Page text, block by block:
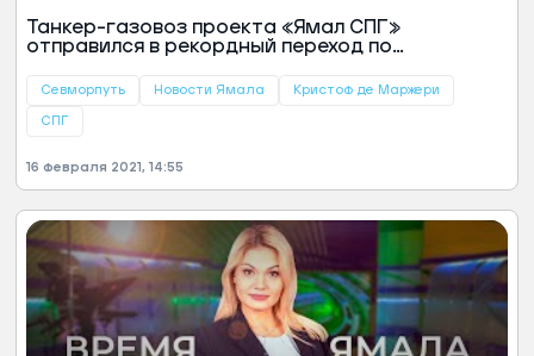
Севморпути
Танкер-газовоз проекта «Ямал СПГ»
отправился в рекордный переход по
Севморпуть Новости Ямала Кристоф де Маржери
СПГ
16 февраля 2021, 14:55